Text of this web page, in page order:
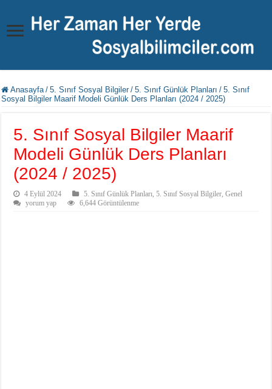
Anasayfa / 5. Sınıf Sosyal Bilgiler / 5. Sınıf Günlük Planları / 5. Sınıf
Sosyal Bilgiler Maarif Modeli Günlük Ders Planları (2024 / 2025)
5. Sınıf Sosyal Bilgiler Maarif
Modeli Günlük Ders Planları
(2024 / 2025)
4 Eylül 2024 5. Sınıf Günlük Planları ,5. Sınıf Sosyal Bilgiler ,Genel
yorum yap
6,644 Görüntülenme